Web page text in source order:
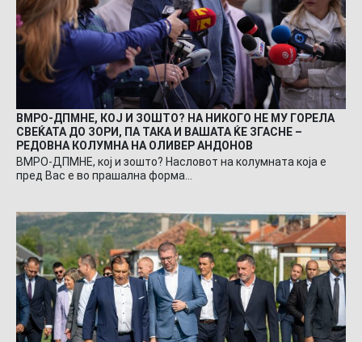
ВМРО-ДПМНЕ, КОЈ И ЗОШТО? НА НИКОГО НЕ МУ ГОРЕЛА
СВЕЌАТА ДО ЗОРИ, ПА ТАКА И ВАШАТА ЌЕ ЗГАСНЕ –
РЕДОВНА КОЛУМНА НА ОЛИВЕР АНДОНОВ
ВМРО-ДПМНЕ, кој и зошто? Насловот на колумната која е
пред Вас е во прашална форма…